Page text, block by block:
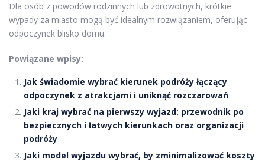
Dla osób z powodów rodzinnych lub zdrowotnych, krótkie
wypady za miasto mogą być idealnym rozwiązaniem, oferując
odpoczynek blisko domu.
Powiązane wpisy:
Jak świadomie wybrać kierunek podróży łączący
odpoczynek z atrakcjami i uniknąć rozczarowań
Jaki kraj wybrać na pierwszy wyjazd: przewodnik po
bezpiecznych i łatwych kierunkach oraz organizacji
podróży
Jaki model wyjazdu wybrać, by zminimalizować koszty